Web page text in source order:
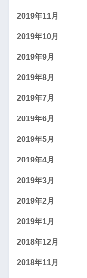
2019年11月
2019年10月
2019年9月
2019年8月
2019年7月
2019年6月
2019年5月
2019年4月
2019年3月
2019年2月
2019年1月
2018年12月
2018年11月